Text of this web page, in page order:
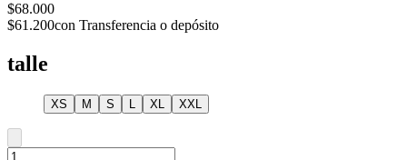
$68.000
$61.200con Transferencia o depósito
talle
XS M S L XL XXL